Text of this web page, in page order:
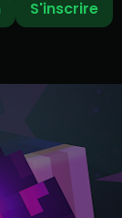
S'inscrire